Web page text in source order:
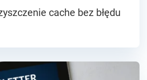
cache bez błędu